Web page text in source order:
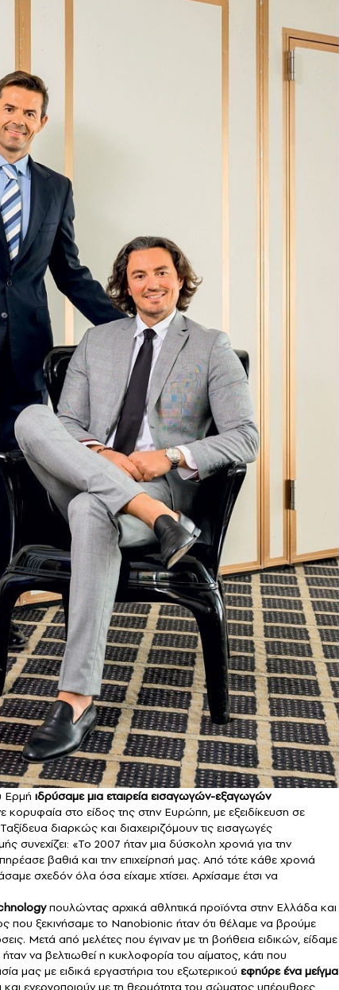
Ερμή ιδρύσαμε μια εταιρεία εισαγωγών-εξαγωγών
κορυφαία στο είδος της στην Ευρώπη, με εξειδίκευση σε
διαρκώς και διαχειριζόμουν τις εισαγωγές
συνεχίζει: «Το 2007 ήταν μια δύσκολη χρονιά για την
βαθιά και την επιχείρησή μας. Από τότε κάθε χρονιά
σχεδόν όλα όσα είχαμε χτίσει. Αρχίσαμε έτσι να
πουλώντας αρχικά αθλητικά προϊόντα στην Ελλάδα και
που ξεκινήσαμε το Nanobionic ήταν ότι θέλαμε να βρούμε
Μετά από μελέτες που έγιναν με τη βοήθεια ειδικών, είδαμε
να βελτιωθεί η κυκλοφορία του αίματος, κάτι που
μας με ειδικά εργαστήρια του εξωτερικού εφηύρε ένα μείγμα
ενεργοποιούν με τη θερμότητα του σώματος υπέρυθρες